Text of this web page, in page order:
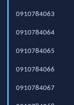
0910784063
0910784064
0910784065
0910784066
0910784067